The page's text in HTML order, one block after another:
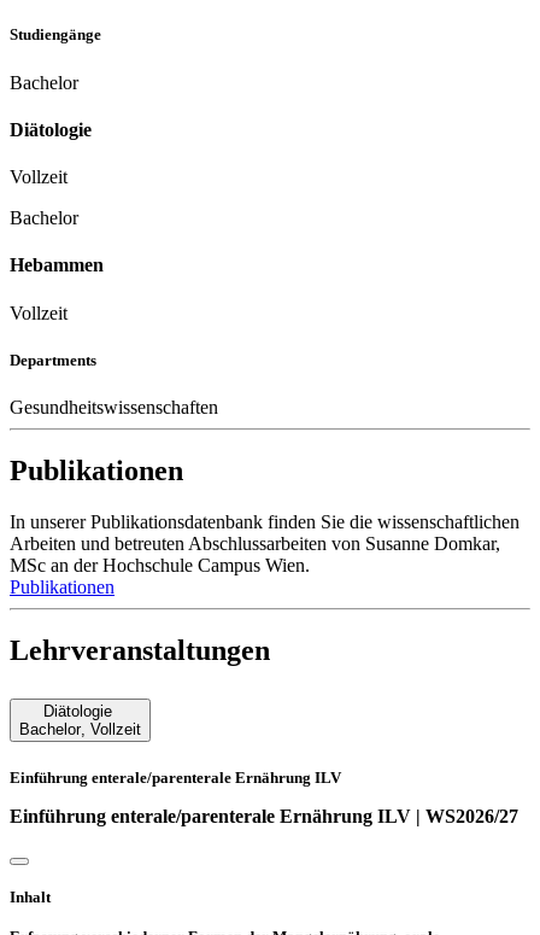
Studiengänge
Bachelor
Diätologie
Vollzeit
Bachelor
Hebammen
Vollzeit
Departments
Gesundheitswissenschaften
Publikationen
In unserer Publikationsdatenbank finden Sie die wissenschaftlichen
Arbeiten und betreuten Abschlussarbeiten von Susanne Domkar,
MSc an der Hochschule Campus Wien.
Publikationen
Lehrveranstaltungen
Diätologie
Bachelor, Vollzeit
Einführung enterale/parenterale Ernährung ILV
Einführung enterale/parenterale Ernährung ILV | WS2026/27
Inhalt